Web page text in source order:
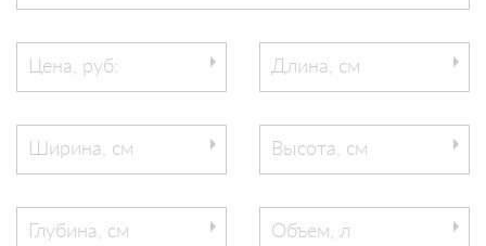
Цена, руб: Длина, см
Ширина, см Высота, см
Глубина, см Объем, л